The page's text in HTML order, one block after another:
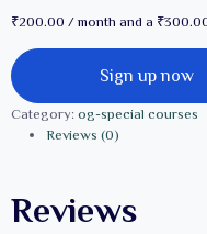
₹200.00 / month and a ₹
دراسة
الكتاب:
المختصر
الحثيث
منهج
السلف
Sign up now
Category: og-special courses
Reviews (0)
Reviews